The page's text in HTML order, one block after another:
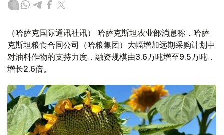
（哈萨克国际通讯社讯） 哈萨克斯坦农业部消息称，哈萨
克斯坦粮食合同公司（哈粮集团）大幅增加远期采购计划中
对油料作物的支持力度，融资规模由3.6万吨增至9.5万吨，
增长2.6倍。